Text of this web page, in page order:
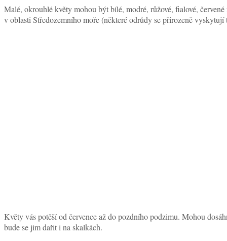
Malé, okrouhlé květy mohou být bílé, modré, růžové, fialové,
v oblasti Středozemního moře (některé odrůdy se přirozeně
Květy vás potěší od července až do pozdního podzimu. Mohou
bude se jim dařit i na skalkách.